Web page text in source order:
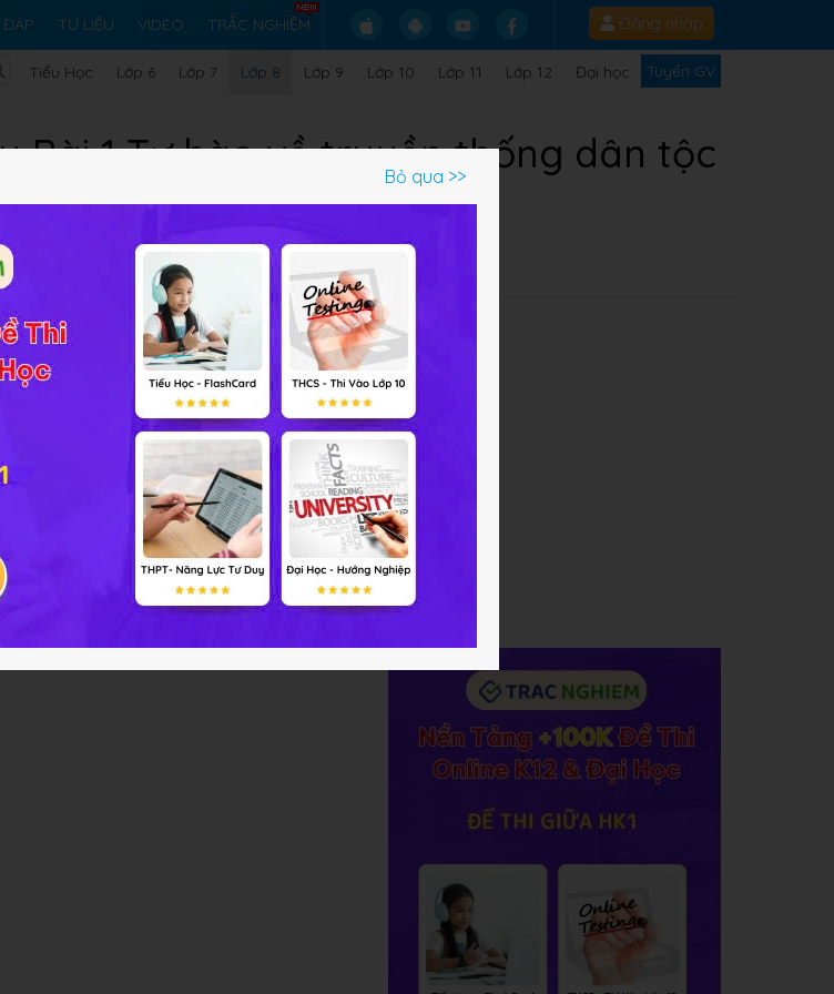
ĐÁP TƯ LIỆU VIDEO TRẮC NGHIỆM Đăng nhập
Tiểu Học Lớp 6 Lớp 7 Lớp 8 Lớp 9 Lớp 10 Lớp 11 Lớp 12 Đại học Tuyển GV
Bài 1 Tự hào về truyền thống dân tộc
Việt Nam
0FAQ
thống dân tộc Việt Nam giúp các em dễ
GDCD 8 Cánh Diều Bài 1
Bỏ qua >>